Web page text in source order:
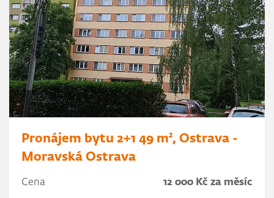
Pronájem bytu 2+1 49 m², Ostrava -
Moravská Ostrava
Cena 12 000 Kč za měsíc